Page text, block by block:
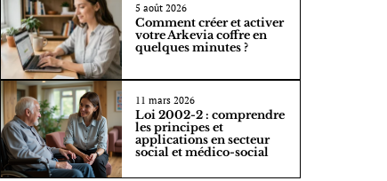
5 août 2026
Comment créer et activer
votre Arkevia coffre en
quelques minutes ?
11 mars 2026
Loi 2002-2 : comprendre
les principes et
applications en secteur
social et médico-social